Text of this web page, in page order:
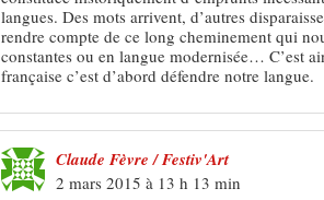
langues. Des mots arrivent, d’autres
rendre compte de ce long cheminement qui
constantes ou en langue modernisée… C’est
française c’est d’abord défendre notre langue.
Claude Fèvre / Festiv'Art
2 mars 2015 à 13 h 13 min